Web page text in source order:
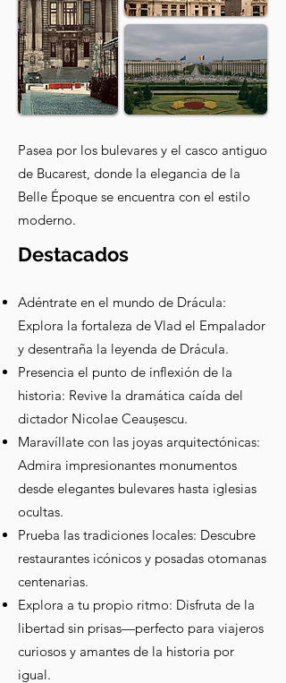
Pasea por los bulevares y el casco antiguo
de Bucarest, donde la elegancia de la
Belle Époque se encuentra con el estilo
moderno.
Destacados
Adéntrate en el mundo de Drácula:
Explora la fortaleza de Vlad el Empalador
y desentraña la leyenda de Drácula.
Presencia el punto de inflexión de la
historia: Revive la dramática caída del
dictador Nicolae Ceaușescu.
Maravíllate con las joyas arquitectónicas:
Admira impresionantes monumentos
desde elegantes bulevares hasta iglesias
ocultas.
Prueba las tradiciones locales: Descubre
restaurantes icónicos y posadas otomanas
centenarias.
Explora a tu propio ritmo: Disfruta de la
libertad sin prisas—perfecto para viajeros
curiosos y amantes de la historia por
igual.